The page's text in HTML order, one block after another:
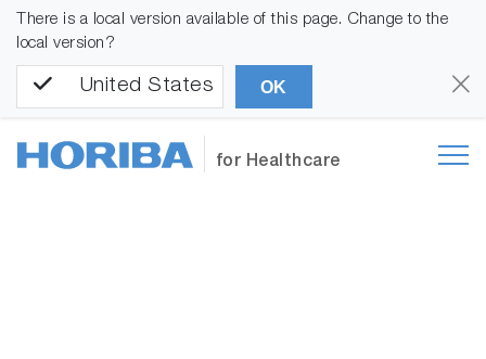
There is a local version available of this page. Change to the
local version?
United States OK
for Healthcare